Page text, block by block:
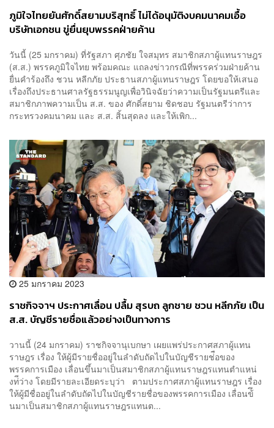
ภูมิใจไทยยันศักดิ์สยามบริสุทธิ์ ไม่ได้อนุมัติงบคมนาคมเอื้อ
บริษัทเอกชน ขู่ยื่นยุบพรรคฝ่ายค้าน
วันนี้ (25 มกราคม) ที่รัฐสภา ศุภชัย ใจสมุทร สมาชิกสภาผู้แทนราษฎร
(ส.ส.) พรรคภูมิใจไทย พร้อมคณะ แถลงข่าวกรณีที่พรรคร่วมฝ่ายค้าน
ยื่นคำร้องถึง ชวน หลีกภัย ประธานสภาผู้แทนราษฎร โดยขอให้เสนอ
เรื่องถึงประธานศาลรัฐธรรมนูญเพื่อวินิจฉัยว่าความเป็นรัฐมนตรีและ
สมาชิกภาพความเป็น ส.ส. ของ ศักดิ์สยาม ชิดชอบ รัฐมนตรีว่าการ
กระทรวงคมนาคม และ ส.ส. สิ้นสุดลง และให้เพิก...
25 มกราคม 2023
ราชกิจจาฯ ประกาศเลื่อน ปลื้ม สุรบถ ลูกชาย ชวน หลีกภัย เป็น
ส.ส. บัญชีรายชื่อแล้วอย่างเป็นทางการ
วานนี้ (24 มกราคม) ราชกิจจานุเบกษา เผยแพร่ประกาศสภาผู้แทน
ราษฎร เรื่อง ให้ผู้มีรายชื่ออยู่ในลำดับถัดไปในบัญชีรายช่ือของ
พรรคการเมือง เลื่อนขึ้นมาเป็นสมาชิกสภาผู้แทนราษฎรแทนตำแหน่
งท่ีว่าง โดยมีรายละเอียดระบุว่า ตามประกาศสภาผู้แทนราษฎร เรื่อง
ให้ผู้มีชื่ออยู่ในลำดับถัดไปในบัญชีรายชื่อของพรรคการเมือง เลื่อนข้ึ
นมาเป็นสมาชิกสภาผู้แทนราษฎรแทนต...